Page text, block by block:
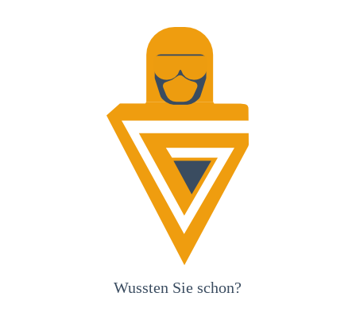
Wussten Sie schon?